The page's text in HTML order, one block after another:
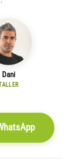
Dani